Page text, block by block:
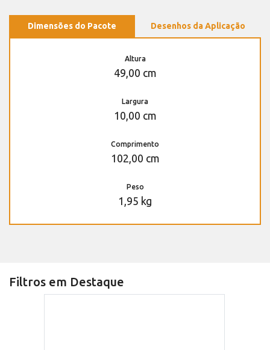
Dimensões do Pacote Desenhos da Aplicação
Altura
49,00 cm
Largura
10,00 cm
Comprimento
102,00 cm
Peso
1,95 kg
Filtros em Destaque